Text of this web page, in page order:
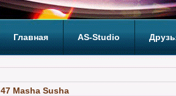
Главная AS-Studio
47 Masha Susha